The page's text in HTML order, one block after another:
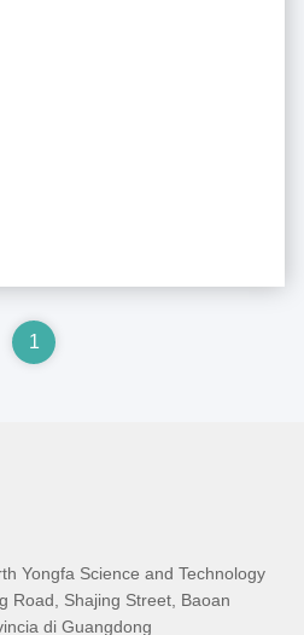
1
Yongfa Science and Technology
Road, Shajing Street, Baoan
di Guangdong